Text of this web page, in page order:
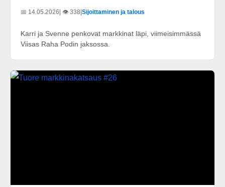
📅 14.05.2026 | 👁️ 338 Sijoittaminen ja talous
Karri ja Svenne penkovat markkinat läpi, viimeisimmässä
Viisas Raha Podin jaksossa.